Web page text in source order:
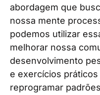
abordagem que
nossa mente
podemos utilizar
melhorar nossa
desenvolvimento
e exercícios práticos
reprogramar